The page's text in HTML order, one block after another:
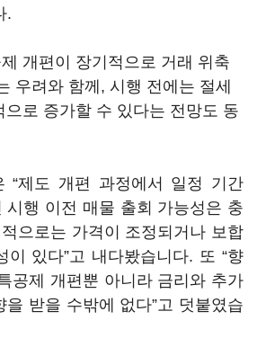
.
개편이 장기적으로 거래 위축
우려와 함께, 시행 전에는 절세
으로 증가할 수 있다는 전망도 동
“제도 개편 과정에서 일정 기간
시행 이전 매물 출회 가능성은 충
적으로는 가격이 조정되거나 보합
이 있다”고 내다봤습니다. 또 “향
공제 개편뿐 아니라 금리와 추가
을 받을 수밖에 없다”고 덧붙였습